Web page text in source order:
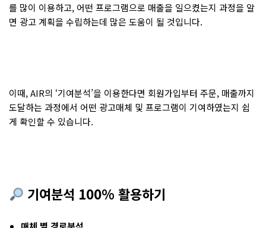
를 많이 이용하고, 어떤 프로그램으로 매출을 일으켰는지 과정을 알
면 광고 계획을 수립하는데 많은 도움이 될 것입니다.
이때, AIR의 ‘기여분석’을 이용한다면 회원가입부터 주문, 매출까지
도달하는 과정에서 어떤 광고매체 및 프로그램이 기여하였는지 쉽
게 확인할 수 있습니다.
기여분석 100% 활용하기